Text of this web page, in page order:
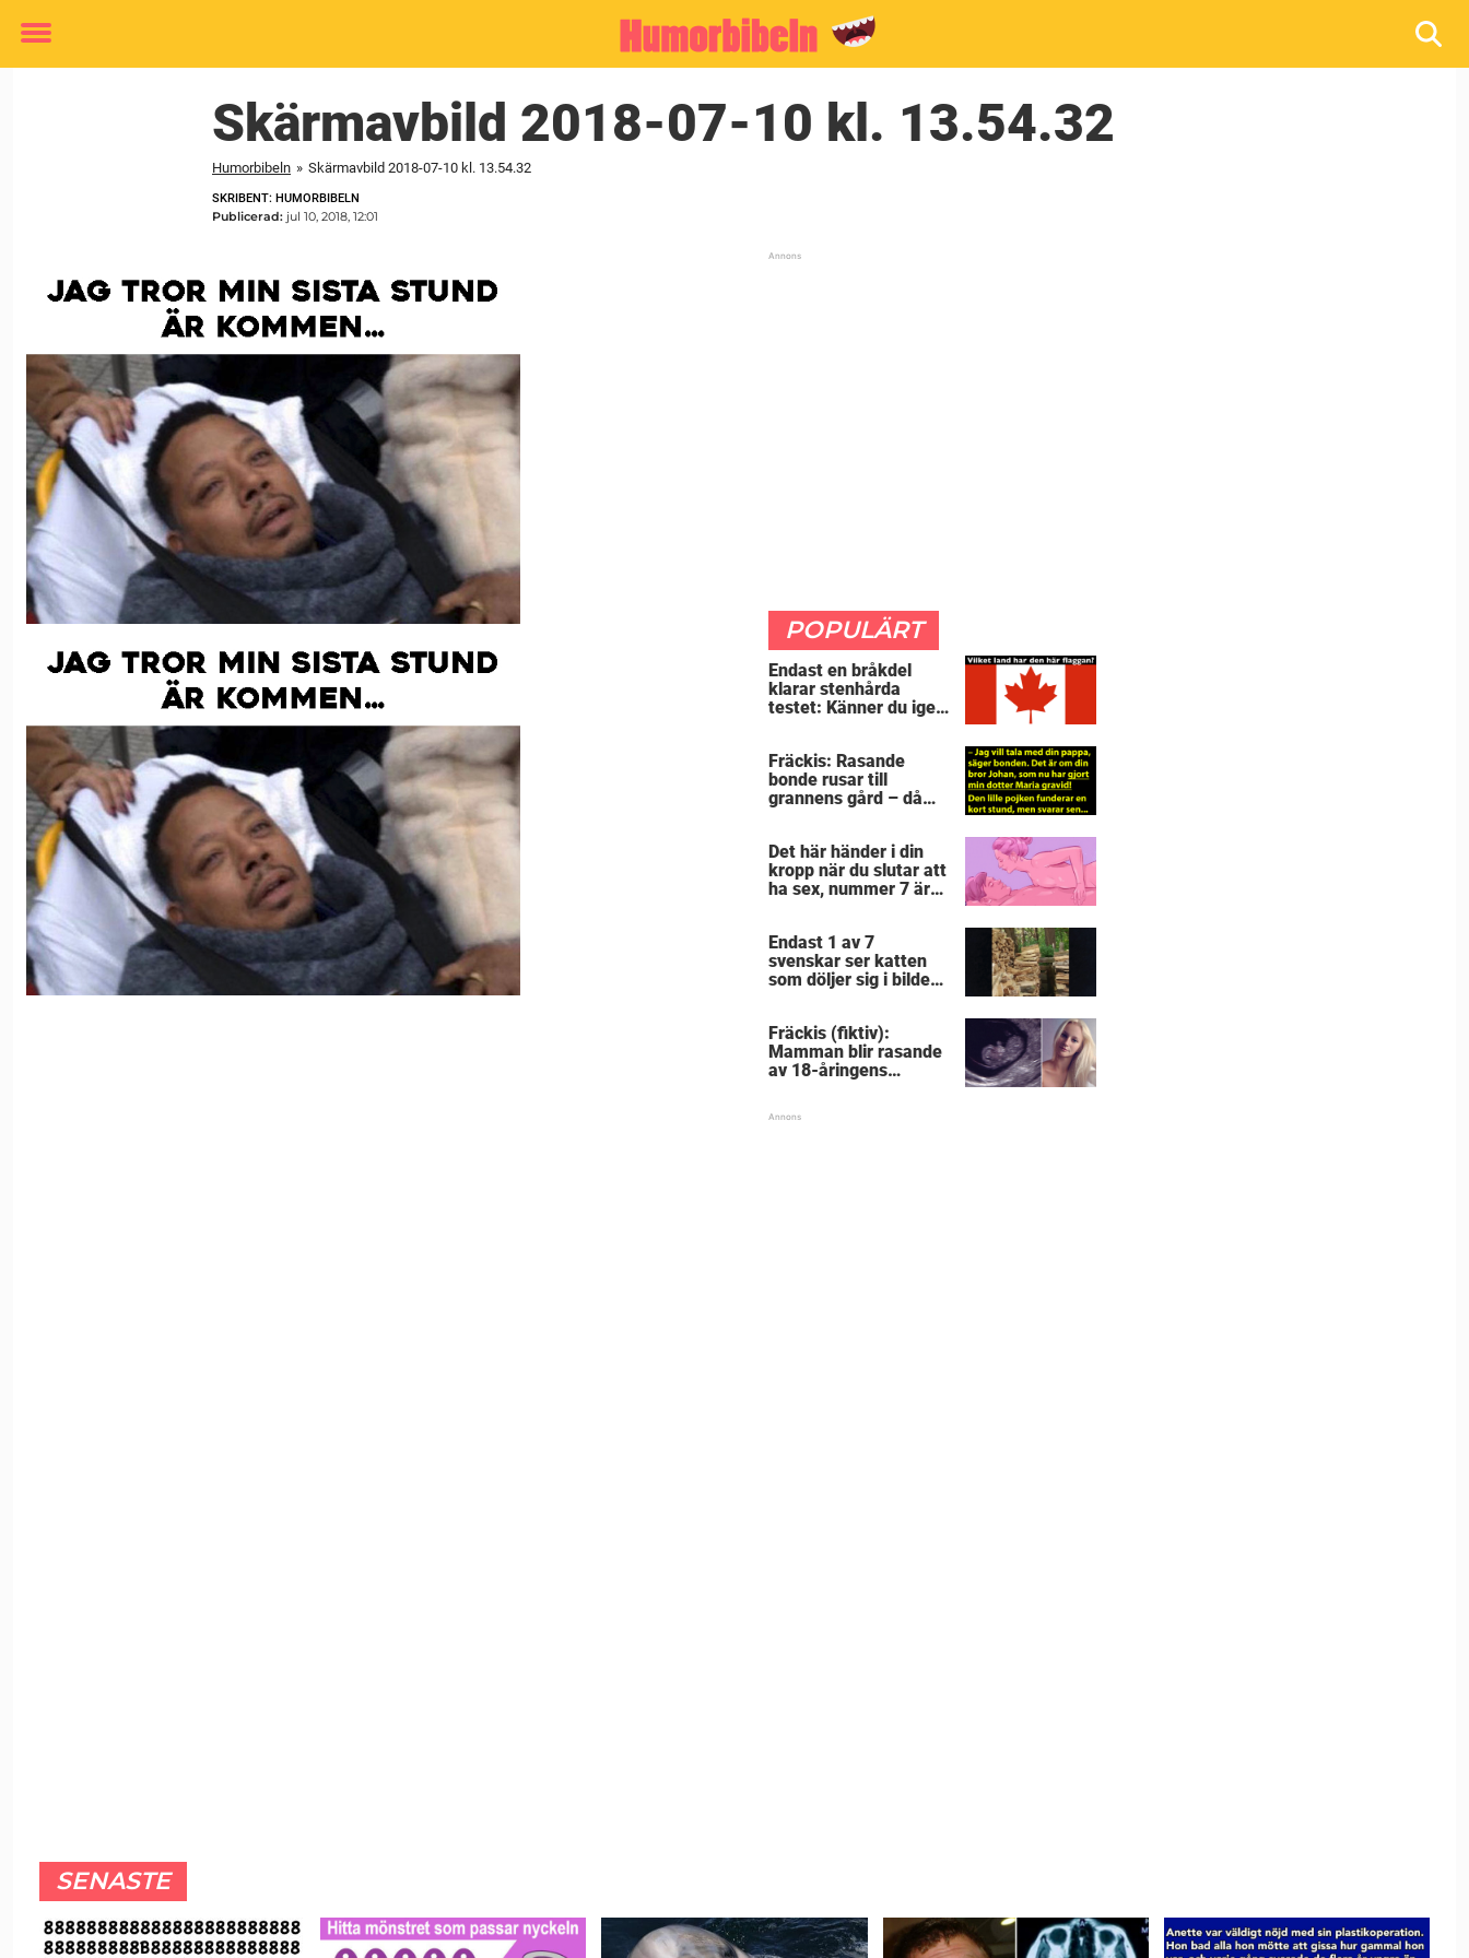
Toggle
Skärmavbild 2018-07-10 kl. 13.54.32
Humorbibeln » Skärmavbild 2018-07-10 kl. 13.54.32
SKRIBENT: HUMORBIBELN
Publicerad: jul 10, 2018, 12:01
POPULÄRT
Endast en bråkdel
klarar stenhårda
testet: Känner du igen
Fräckis: Rasande
bonde rusar till
grannens gård – då
mållös
Det här händer i din
kropp när du slutar att
ha sex, nummer 7 är
Endast 1 av 7
svenskar ser katten
som döljer sig i bilden:
Fräckis (fiktiv):
Mamman blir rasande
av 18-åringens
detaljen
SENASTE